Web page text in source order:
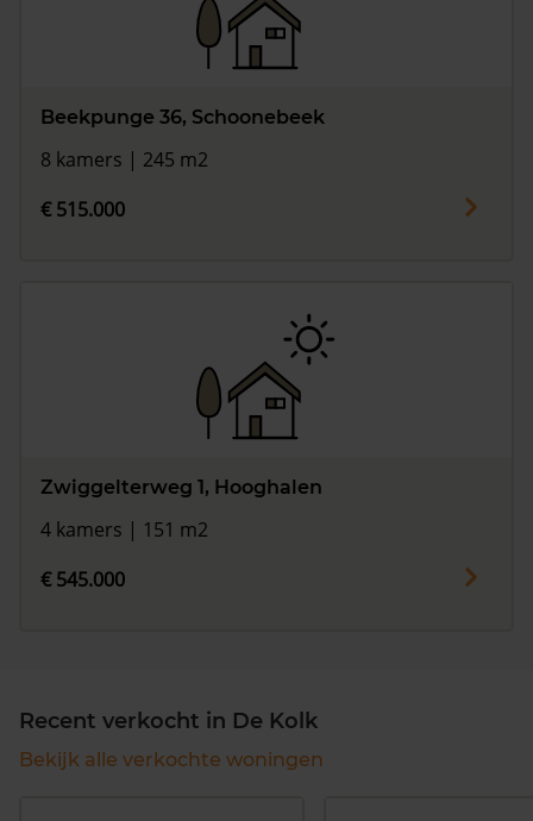
Beekpunge 36, Schoonebeek
8 kamers | 245 m2
€ 515.000
Zwiggelterweg 1, Hooghalen
4 kamers | 151 m2
€ 545.000
Recent verkocht in De Kolk
Bekijk alle verkochte woningen